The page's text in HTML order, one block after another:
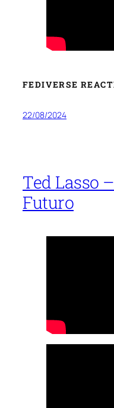
FEDIVERSE
22/08/2024
Ted Lasso
Futuro